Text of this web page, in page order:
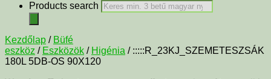
Products search
Kezdőlap / Büfé
eszköz / Eszközök / Higénia / :::::R_23KJ_SZEMETESZSÁK
180L 5DB-OS 90X120